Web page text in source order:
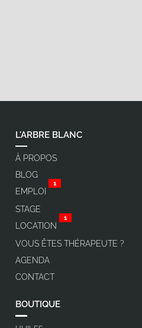
L'ARBRE BLANC
À PROPOS
BLOG
EMPLOI
1
STAGE
LOCATION
1
VOUS ÊTES THÉRAPEUTE ?
AGENDA
CONTACT
BOUTIQUE